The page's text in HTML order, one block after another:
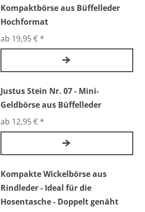
Kompaktbörse aus Büffelleder
Hochformat
ab 19,95 € *
Justus Stein Nr. 07 - Mini-
Geldbörse aus Büffelleder
ab 12,95 € *
Kompakte Wickelbörse aus
Rindleder - Ideal für die
Hosentasche - Doppelt genäht